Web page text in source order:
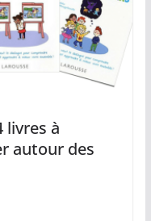
livres à
autour des